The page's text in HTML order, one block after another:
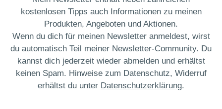
kostenlosen Tipps auch Informationen zu meinen
Produkten, Angeboten und Aktionen.
Wenn du dich für meinen Newsletter anmeldest, wirst
du automatisch Teil meiner Newsletter-Community. Du
kannst dich jederzeit wieder abmelden und erhältst
keinen Spam. Hinweise zum Datenschutz, Widerruf
erhältst du unter Datenschutzerklärung.